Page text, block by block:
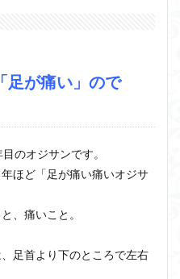
足が痛い」ので
のオジサンです。
ほど「足が痛い痛いオジサ
、痛いこと。
足首より下のところで左右